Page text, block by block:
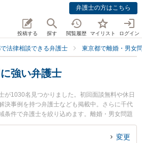
弁護士の方はこちら
投稿する 探す 閲覧履歴 マイリスト ログイン
法律相談できる弁護士 東京都で離婚・男女
強い弁護士
が1030名見つかりました。初回面談無料や休日
決事例を持つ弁護士なども掲載中。さらに千代
条件で弁護士を絞り込めます。離婚・男女問題
親権等の細かな分野での絞り込み検索もでき便
所の松宮 英人弁護士や原田綜合法律事務所の原
変更